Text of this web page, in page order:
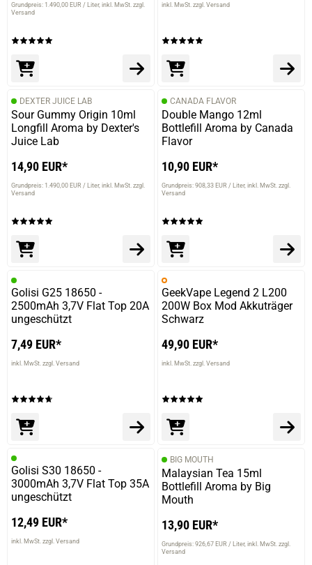
Grundpreis: 1.490,00 EUR / Liter inkl. MwSt. zzgl.
Versand
inkl. MwSt. zzgl. Versand
DEXTER JUICE LAB
Sour Gummy Origin 10ml
Longfill Aroma by Dexter's
Juice Lab
14,90 EUR*
Grundpreis: 1.490,00 EUR / Liter inkl. MwSt. zzgl.
Versand
CANADA FLAVOR
Double Mango 12ml
Bottlefill Aroma by Canada
Flavor
10,90 EUR*
Grundpreis: 908,33 EUR / Liter inkl. MwSt. zzgl.
Versand
Golisi G25 18650 -
2500mAh 3,7V Flat Top 20A
ungeschützt
7,49 EUR*
inkl. MwSt. zzgl. Versand
GeekVape Legend 2 L200
200W Box Mod Akkuträger
Schwarz
49,90 EUR*
inkl. MwSt. zzgl. Versand
Golisi S30 18650 -
3000mAh 3,7V Flat Top 35A
ungeschützt
12,49 EUR*
inkl. MwSt. zzgl. Versand
BIG MOUTH
Malaysian Tea 15ml
Bottlefill Aroma by Big
Mouth
13,90 EUR*
Grundpreis: 926,67 EUR / Liter inkl. MwSt. zzgl.
Versand